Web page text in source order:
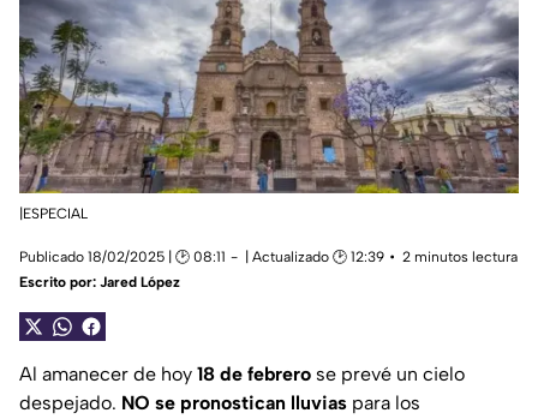
|ESPECIAL
Publicado 18/02/2025 | 🕑 08:11 | Actualizado 🕑 12:39
2 minutos lectura
Escrito por: Jared López
Al amanecer de hoy 18 de febrero se prevé un cielo
despejado. NO se pronostican lluvias para los